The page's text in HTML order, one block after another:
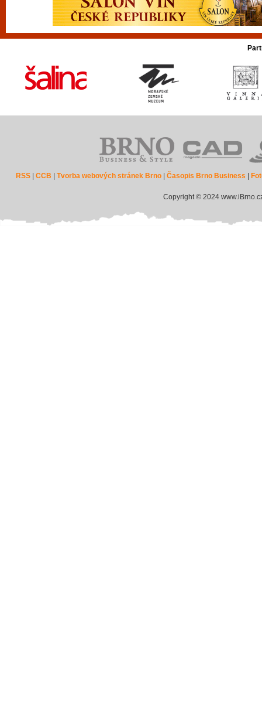
RSS |CCB |Tvorba webových stránek Brno |Časopis Brno Business
Copyright © 2024